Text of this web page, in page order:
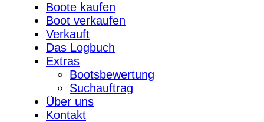
Boote kaufen
Boot verkaufen
Verkauft
Das Logbuch
Extras
Bootsbewertung
Suchauftrag
Über uns
Kontakt